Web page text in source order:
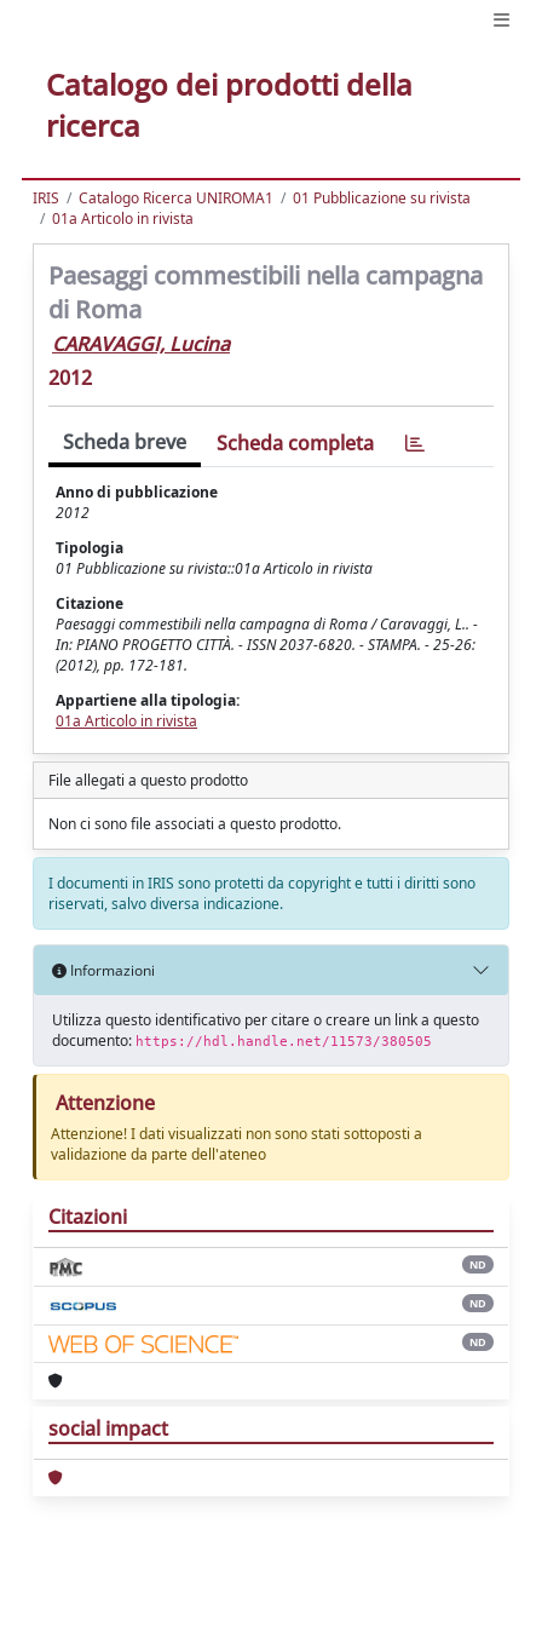
Catalogo dei prodotti della
ricerca
IRIS Catalogo Ricerca UNIROMA1
01 Pubblicazione su rivista
01a Articolo in rivista
Paesaggi commestibili nella campagna
di Roma
CARAVAGGI, Lucina
2012
Scheda breve Scheda completa
Anno di pubblicazione
2012
Tipologia
01 Pubblicazione su rivista::01a Articolo in rivista
Citazione
Paesaggi commestibili nella campagna di Roma / Caravaggi, L.. -
In: PIANO PROGETTO CITTÀ. - ISSN 2037-6820. - STAMPA. - 25-26:
(2012), pp. 172-181.
Appartiene alla tipologia:
01a Articolo in rivista
File allegati a questo prodotto
Non ci sono file associati a questo prodotto.
I documenti in IRIS sono protetti da copyright e tutti i diritti sono
riservati, salvo diversa indicazione.
Informazioni
Utilizza questo identificativo per citare o creare un link a questo
documento: https://hdl.handle.net/11573/380505
Attenzione
Attenzione! I dati visualizzati non sono stati sottoposti a
validazione da parte dell'ateneo
Citazioni
ND
ND
ND
social impact